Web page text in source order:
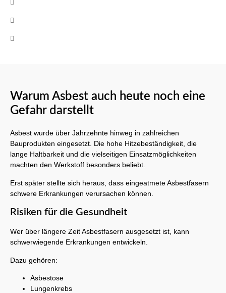
Warum Asbest auch heute noch eine
Gefahr darstellt
Asbest wurde über Jahrzehnte hinweg in zahlreichen
Bauprodukten eingesetzt. Die hohe Hitzebeständigkeit, die
lange Haltbarkeit und die vielseitigen Einsatzmöglichkeiten
machten den Werkstoff besonders beliebt.
Erst später stellte sich heraus, dass eingeatmete Asbestfasern
schwere Erkrankungen verursachen können.
Risiken für die Gesundheit
Wer über längere Zeit Asbestfasern ausgesetzt ist, kann
schwerwiegende Erkrankungen entwickeln.
Dazu gehören:
Asbestose
Lungenkrebs